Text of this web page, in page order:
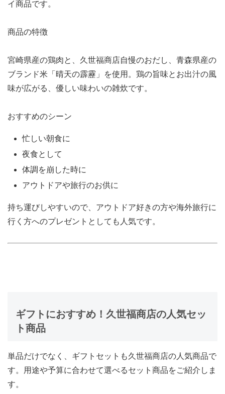
イ商品です。
商品の特徴
宮崎県産の鶏肉と、久世福商店自慢のおだし、青森県産の
ブランド米「晴天の霹靂」を使用。鶏の旨味とお出汁の風
味が広がる、優しい味わいの雑炊です。
おすすめのシーン
忙しい朝食に
夜食として
体調を崩した時に
アウトドアや旅行のお供に
持ち運びしやすいので、アウトドア好きの方や海外旅行に
行く方へのプレゼントとしても人気です。
ギフトにおすすめ！久世福商店の人気セッ
ト商品
単品だけでなく、ギフトセットも久世福商店の人気商品で
す。用途や予算に合わせて選べるセット商品をご紹介しま
す。